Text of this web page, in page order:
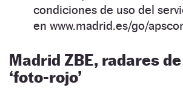
condiciones de uso del
en www.madrid.es/go/
Madrid ZBE, radares
‘foto-rojo’